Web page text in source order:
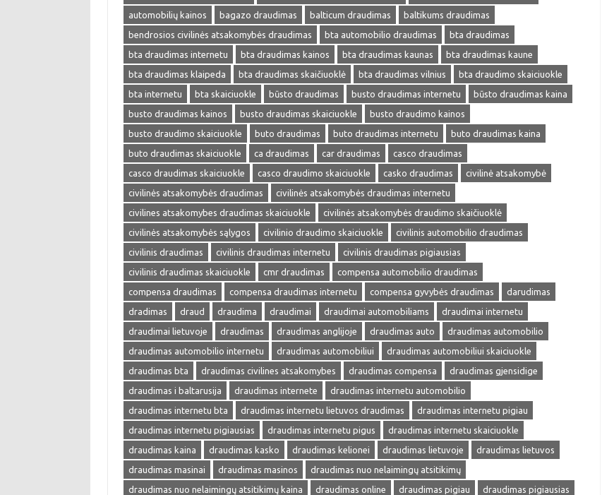
automobilių kainos
bagazo draudimas balticum draudimas
baltikums draudimas
bendrosios civilinės atsakomybės draudimas
bta automobilio draudimas
bta draudimas
bta draudimas internetu
bta draudimas kainos bta draudimas kaunas
bta draudimas kaune
bta draudimas klaipeda
bta draudimas skaičiuoklė bta draudimas vilnius
bta draudimo skaiciuokle
bta internetu
bta skaiciuokle būsto draudimas busto draudimas internetu
būsto draudimas kaina
busto draudimas kainos
busto draudimas skaiciuokle
busto draudimo kainos
busto draudimo skaiciuokle
buto draudimas buto draudimas internetu
buto draudimas kaina
buto draudimas skaiciuokle
ca draudimas car draudimas
casco draudimas
casco draudimas skaiciuokle
casco draudimo skaiciuokle casko draudimas
civilinė atsakomybė
civilinės atsakomybės draudimas
civilinės atsakomybės draudimas internetu
civilines atsakomybes draudimas skaiciuokle
civilinės atsakomybės draudimo skaičiuoklė
civilinės atsakomybės sąlygos
civilinio draudimo skaiciuokle
civilinis automobilio draudimas
civilinis draudimas
civilinis draudimas internetu
civilinis draudimas pigiausias
civilinis draudimas skaiciuokle
cmr draudimas
compensa automobilio draudimas
compensa draudimas
compensa draudimas internetu compensa gyvybės draudimas
darudimas
dradimas
draud draudima draudimai draudimai automobiliams
draudimai internetu
draudimai lietuvoje
draudimas draudimas anglijoje draudimas auto
draudimas automobilio
draudimas automobilio internetu
draudimas automobiliui
draudimas automobiliui skaiciuokle
draudimas bta
draudimas civilines atsakomybes draudimas compensa
draudimas gjensidige
draudimas i baltarusija
draudimas internete
draudimas internetu automobilio
draudimas internetu bta
draudimas internetu lietuvos draudimas
draudimas internetu pigiau
draudimas internetu pigiausias
draudimas internetu pigus
draudimas internetu skaiciuokle
draudimas kaina
draudimas kasko draudimas kelionei draudimas lietuvoje
draudimas lietuvos
draudimas masinai
draudimas masinos
draudimas nuo nelaimingų atsitikimų
draudimas nuo nelaimingų atsitikimų kaina
draudimas online draudimas pigiau
draudimas pigiausias